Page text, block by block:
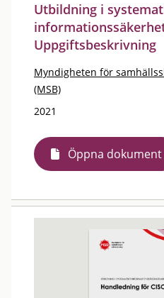
Utbildning i
Uppgiftsbeskrivning
Myndigheten för
(MSB)
2021
Öppna dokument